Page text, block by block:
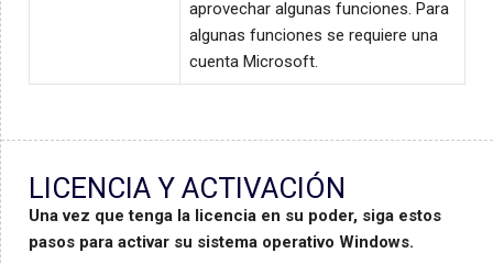
aprovechar algunas funciones. Para
algunas funciones se requiere una
cuenta Microsoft.
LICENCIA Y ACTIVACIÓN
Una vez que tenga la licencia en su poder, siga estos
pasos para activar su sistema operativo Windows.